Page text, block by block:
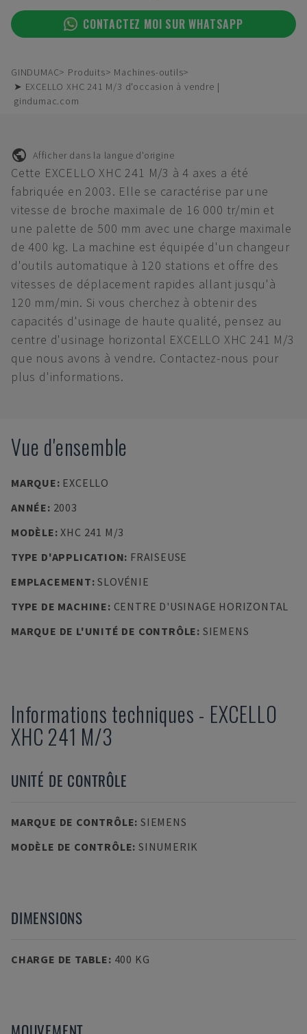
CONTACTEZ MOI SUR WHATSAPP
GINDUMAC Produits
Machines-outils
➤ EXCELLO XHC 241 M/3 d'occasion à vendre |
gindumac.com
Afficher dans la langue d'origine
Cette EXCELLO XHC 241 M/3 à 4 axes a été
fabriquée en 2003. Elle se caractérise par une
vitesse de broche maximale de 16 000 tr/min et
une palette de 500 mm avec une charge maximale
de 400 kg. La machine est équipée d'un changeur
d'outils automatique à 120 stations et offre des
vitesses de déplacement rapides allant jusqu'à
120 mm/min. Si vous cherchez à obtenir des
capacités d'usinage de haute qualité, pensez au
centre d'usinage horizontal EXCELLO XHC 241 M/3
que nous avons à vendre. Contactez-nous pour
plus d'informations.
Vue d'ensemble
MARQUE: EXCELLO
ANNÉE: 2003
MODÈLE:XHC 241 M/3
TYPE D'APPLICATION: FRAISEUSE
EMPLACEMENT:SLOVÉNIE
TYPE DE MACHINE: CENTRE D'USINAGE HORIZONTAL
MARQUE DE L'UNITÉ DE CONTRÔLE: SIEMENS
Informations techniques - EXCELLO
XHC 241 M/3
UNITÉ DE CONTRÔLE
MARQUE DE CONTRÔLE: SIEMENS
MODÈLE DE CONTRÔLE: SINUMERIK
DIMENSIONS
CHARGE DE TABLE: 400 KG